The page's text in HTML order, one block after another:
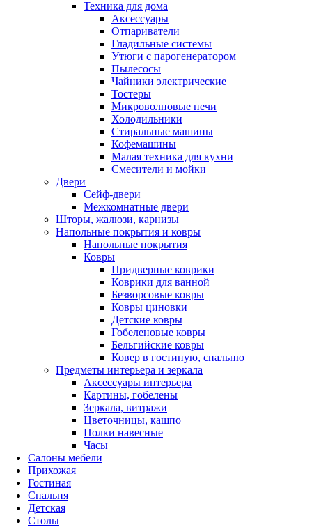
Техника для дома
Аксессуары
Отпариватели
Гладильные системы
Утюги с парогенератором
Пылесосы
Чайники электрические
Тостеры
Микроволновые печи
Холодильники
Стиральные машины
Кофемашины
Малая техника для кухни
Смесители и мойки
Двери
Сейф-двери
Межкомнатные двери
Шторы, жалюзи, карнизы
Напольные покрытия и ковры
Напольные покрытия
Ковры
Придверные коврики
Коврики для ванной
Безворсовые ковры
Ковры циновки
Детские ковры
Гобеленовые ковры
Бельгийские ковры
Ковер в гостиную, спальню
Предметы интерьера и зеркала
Аксессуары интерьера
Картины, гобелены
Зеркала, витражи
Цветочницы, кашпо
Полки навесные
Часы
Салоны мебели
Прихожая
Гостиная
Спальня
Детская
Столы